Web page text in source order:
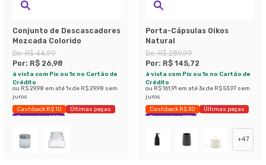
Conjunto de Descascadores
Mozcada Colorido
De:R$ 44,99
Por: R$ 26,98
à vista com Pix ou 1x no Cartão de
Crédito
ou R$ 29,98 em até1x de R$ 29,98 sem
juros
Cashback R$ 10
Últimas peças
Economize 40%
Porta-Cápsulas Oikos
Natural
De:R$ 289,99
Por: R$ 145,72
à vista com Pix ou 1x no Cartão de
Crédito
ou R$ 161,91 em até3x de R$ 53,97 sem
juros
Cashback R$ 30
Últimas peças
Economize 49%
+47